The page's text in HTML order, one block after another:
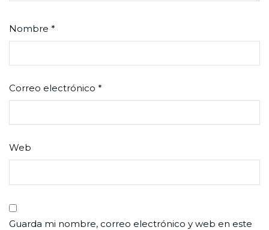
Nombre *
Correo electrónico *
Web
Guarda mi nombre, correo electrónico y web en este